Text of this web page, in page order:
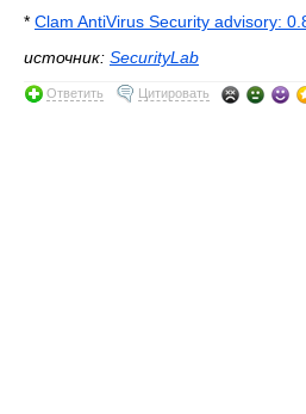
* Clam AntiVirus Security advisory:
источник: SecurityLab
Ответить Цитировать